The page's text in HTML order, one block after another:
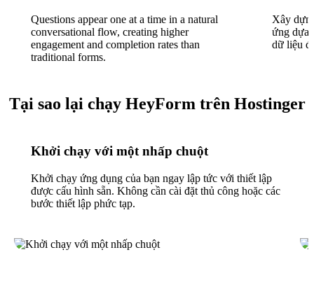
Questions appear one at a time in a natural
conversational flow, creating higher
engagement and completion rates than
traditional forms.
Xây
ứng dựa
dữ liệu
Tại sao lại chạy HeyForm trên Hostinger
Khởi chạy với một nhấp chuột
Khởi chạy ứng dụng của bạn ngay lập tức với thiết lập
được cấu hình sẵn. Không cần cài đặt thủ công hoặc các
bước thiết lập phức tạp.